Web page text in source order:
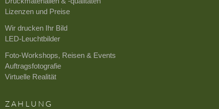
Lizenzen und Preise
Wir drucken Ihr Bild
LED-Leuchtbilder
Foto-Workshops, Reisen & Events
Auftragsfotografie
Virtuelle Realität
ZAHLUNG